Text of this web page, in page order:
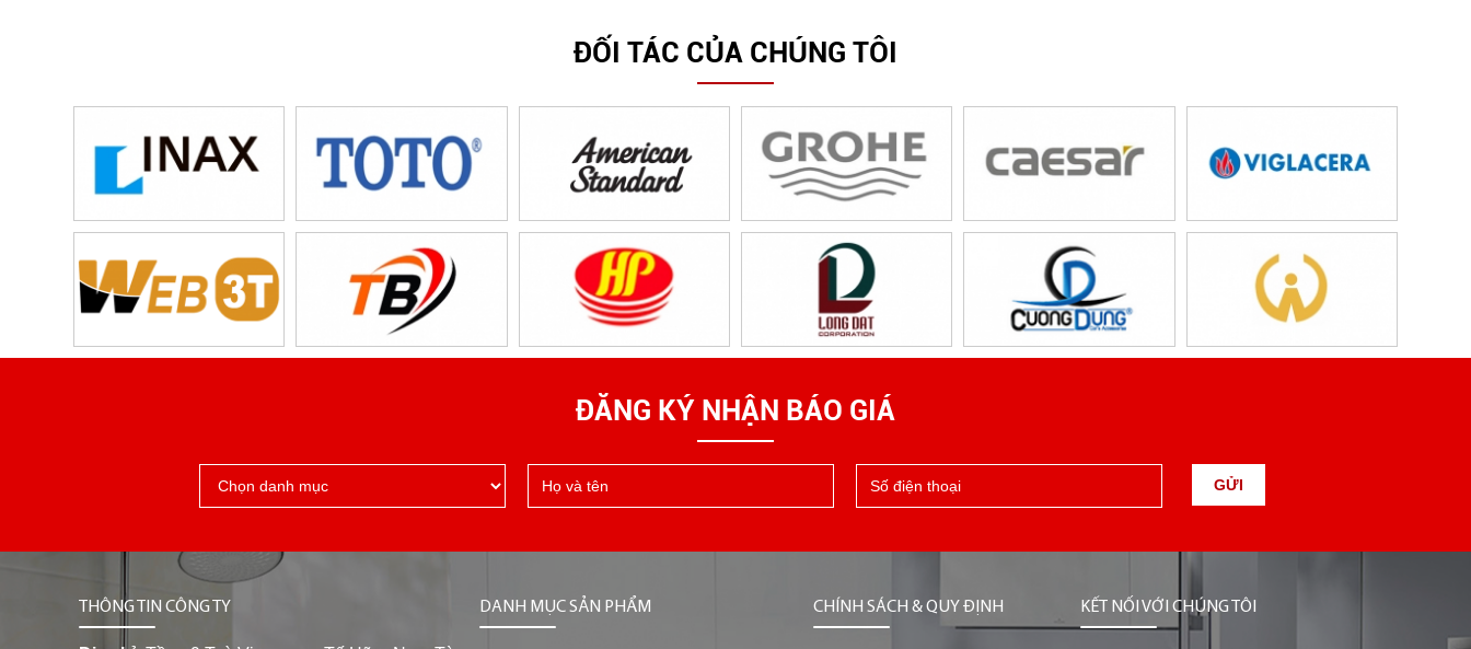
ĐỐI TÁC CỦA CHÚNG TÔI
ĐĂNG KÝ NHẬN BÁO GIÁ
GỬI
THÔNG TIN CÔNG TY DANH MỤC SẢN PHẨM CHÍNH SÁCH & QUY ĐỊNH KẾT NỐI VỚI CHÚNG TÔI